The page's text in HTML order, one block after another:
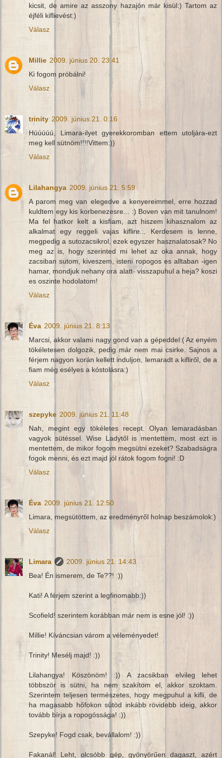
kicsit, de amire az asszony hazajön már kisül:) Tartom az
éjféli kiflievést:)
Válasz
Millie 2009. június 20. 23:41
Ki fogom próbálni!
Válasz
trinity 2009. június 21. 0:16
Húúúúú, Limara-ilyet gyerekkoromban ettem utoljára-ezt
meg kell sütnöm!!!!Vittem:))
Válasz
Lilahangya 2009. június 21. 5:59
A parom meg van elegedve a kenyereimmel, erre hozzad
kuldtem egy kis korbenezesre... :) Boven van mit tanulnom!
Ma fel hatkor kelt a kisfiam, azt hiszem kihasznalom az
alkalmat egy reggeli vajas kiflire... Kerdesem is lenne,
megpedig a sutozacsikrol, ezek egyszer hasznalatosak? No
meg az is, hogy szerinted mi lehet az oka annak, hogy
zacsiban sutom, kiveszem, isteni ropogos es alltaban -igen
hamar, mondjuk nehany ora alatt- visszapuhul a heja? koszi
es oszinte hodolatom!
Válasz
Éva 2009. június 21. 8:13
Marcsi, akkor valami nagy gond van a gépeddel:( Az enyém
tökéletesen dolgozik, pedig már nem mai csirke. Sajnos a
férjem nagyon korán kellett induljon, lemaradt a kifliről, de a
fiam még esélyes a kóstolásra:)
Válasz
szepyke 2009. június 21. 11:48
Nah, megint egy tökéletes recept. Olyan lemaradásban
vagyok sütéssel. Wise Ladytől is mentettem, most ezt is
mentettem, de mikor fogom megsütni ezeket? Szabadságra
fogok menni, és ezt majd jól rátok fogom fogni! :D
Válasz
Éva 2009. június 21. 12:50
Limara, megsütöttem, az eredményről holnap beszámolok:)
Válasz
Limara
2009. június 21. 14:43
Bea! Én ismerem, de Te??! :))
Kati! A férjem szerint a legfinomabb:))
Scofield! szerintem korábban már nem is esne jól! :))
Millie! Kíváncsian várom a véleményedet!
Trinity! Mesélj majd! :))
Lilahangya! Köszönöm! :)) A zacsikban elvileg lehet
többször is sütni, ha nem szakítom el, akkor szoktam.
Szerintem teljesen természetes, hogy megpuhul a kifli, de
ha magasabb hőfokon sütöd inkább rövidebb ideig, akkor
tovább bírja a ropogóssága! :))
Szepyke! Fogd csak, bevállalom! :))
Fakanál! Leht, olcsóbb gép, gyönyörűen dagaszt, azért